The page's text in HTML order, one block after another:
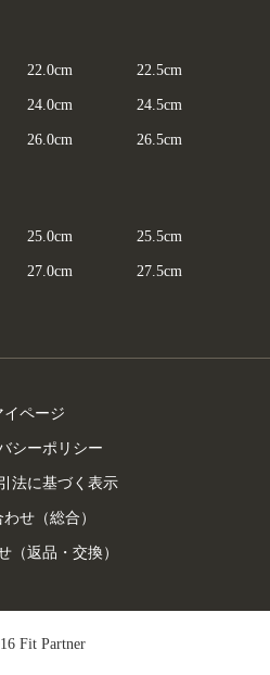
22.0cm 22.5cm
24.0cm 24.5cm
26.0cm 26.5cm
25.0cm 25.5cm
27.0cm 27.5cm
イページ
シーポリシー
法に基づく表示
せ（総合）
（返品・交換）
Fit Partner